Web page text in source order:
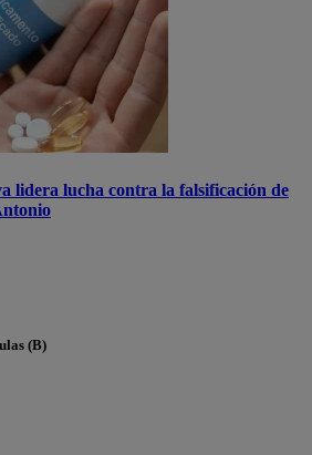
lidera lucha contra la falsificación de
(B)